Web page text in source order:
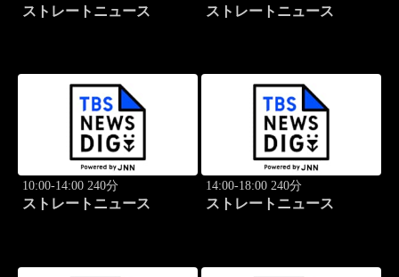
ストレートニュース ストレートニュース
10:00-14:00 240分
ストレートニュース
14:00-18:00 240分
ストレートニュース